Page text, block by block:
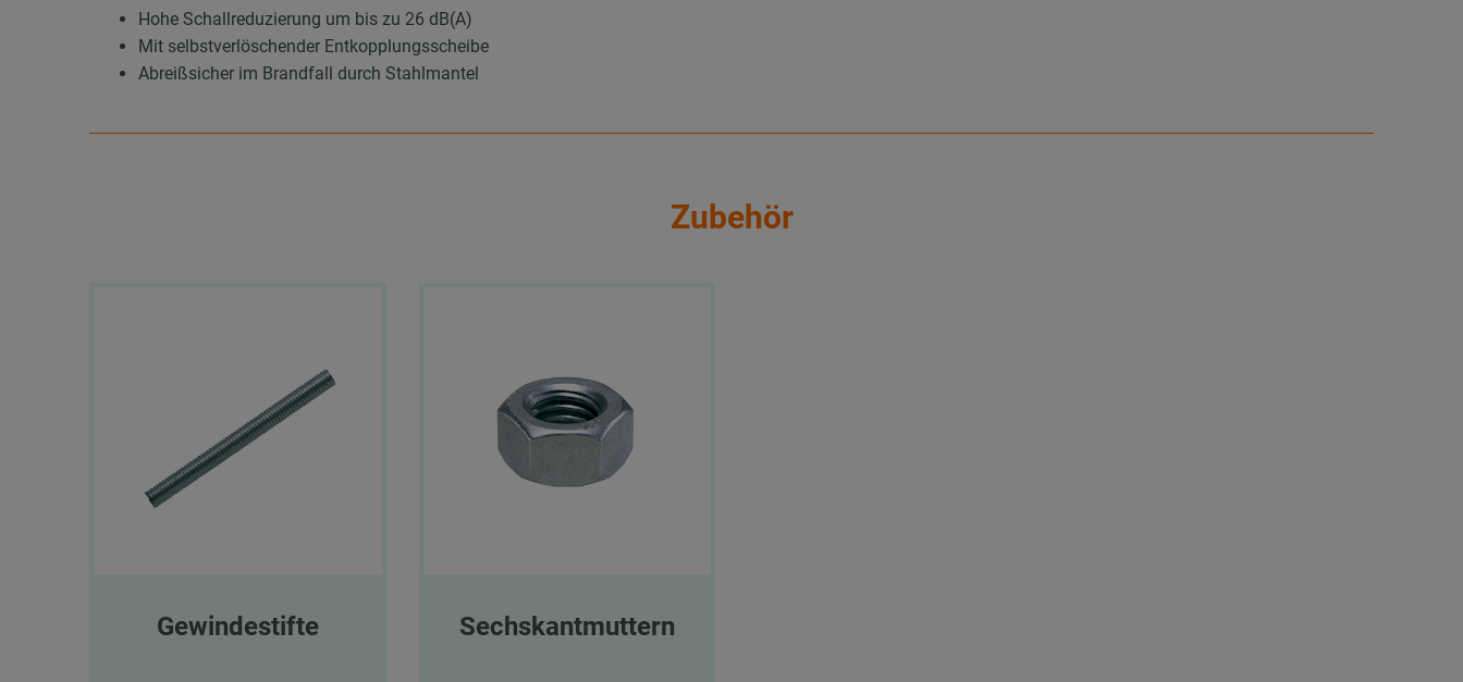
Hohe Schallreduzierung um bis zu 26 dB(A)
Mit selbstverlöschender Entkopplungsscheibe
Abreißsicher im Brandfall durch Stahlmantel
Zubehör
Gewindestifte Sechskantmuttern